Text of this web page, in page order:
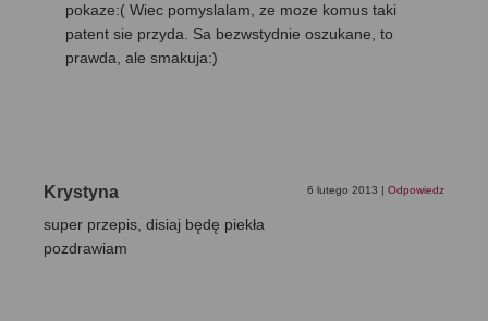
pokaze:( Wiec pomyslalam, ze moze komus taki
patent sie przyda. Sa bezwstydnie oszukane, to
prawda, ale smakuja:)
Krystyna 6 lutego 2013 Odpowiedz
super przepis, disiaj będę piekła
pozdrawiam